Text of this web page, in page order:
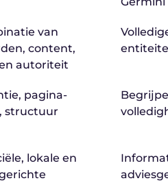
van
content,
autoriteit
pagina-
structuur
lokale en